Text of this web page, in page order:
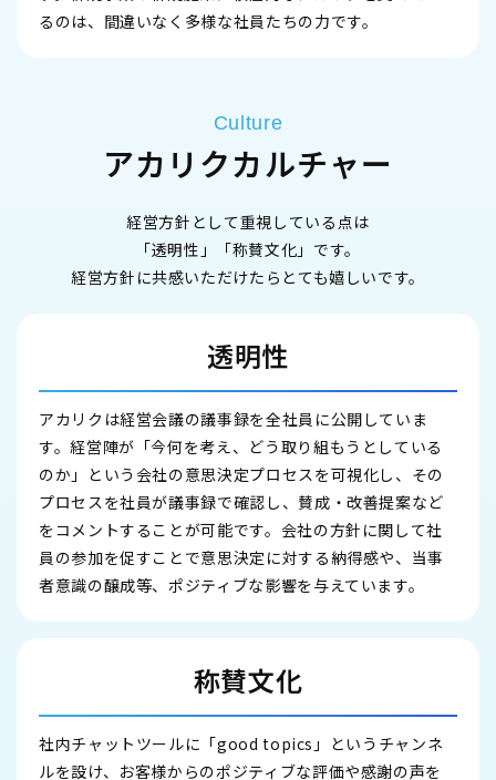
るのは、間違いなく多様な社員たちの力です。
Culture
アカリクカルチャー
経営方針として重視している点は
「透明性」「称賛文化」です。
経営方針に共感いただけたらとても嬉しいです。
透明性
アカリクは経営会議の議事録を全社員に公開していま
す。経営陣が「今何を考え、どう取り組もうとしている
のか」という会社の意思決定プロセスを可視化し、その
プロセスを社員が議事録で確認し、賛成・改善提案など
をコメントすることが可能です。会社の方針に関して社
員の参加を促すことで意思決定に対する納得感や、当事
者意識の醸成等、ポジティブな影響を与えています。
称賛文化
社内チャットツールに「good topics」というチャンネ
ルを設け、お客様からのポジティブな評価や感謝の声を